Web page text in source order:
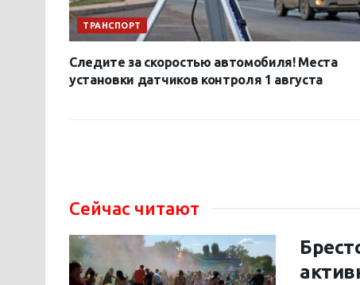
ТРАНСПОРТ
Следите за скоростью автомобиля! Места
установки датчиков контроля 1 августа
Сейчас читают